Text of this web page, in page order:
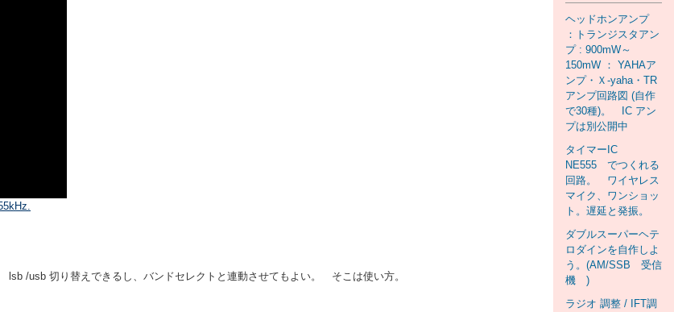
/usb 切り替えできるし、バンドセレクトと連動させてもよい。 そこは使い方。
ヘッドホンアンプ
：トランジスタアン
プ : 900mW～
150mW ： YAHAア
ンプ・Ｘ-yaha・TR
アンプ回路図 (自作
で30種)。 IC アン
プは別公開中
タイマーIC
NE555 でつくれる
回路。 ワイヤレス
マイク、ワンショッ
ト。遅延と発振。
ダブルスーパーヘテ
ロダインを自作しよ
う。(AM/SSB 受信
機 )
ラジオ 調整 / IFT調